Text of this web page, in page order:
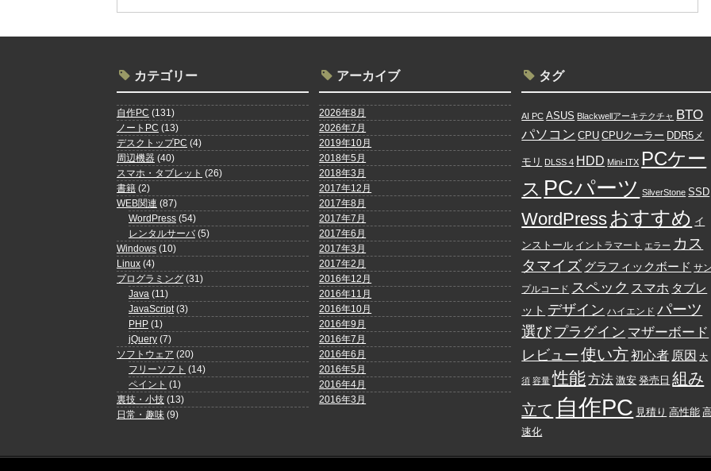
カテゴリー
自作PC (131)
ノートPC (13)
デスクトップPC (4)
周辺機器 (40)
スマホ・タブレット (26)
書籍 (2)
WEB関連 (87)
WordPress (54)
レンタルサーバ(5)
Windows (10)
Linux (4)
プログラミング (31)
Java (11)
JavaScript(3)
PHP (1)
jQuery (7)
ソフトウェア (20)
フリーソフト (14)
ペイント (1)
裏技・小技 (13)
日常・趣味 (9)
アーカイブ
2026年8月
2026年7月
2019年10月
2018年5月
2018年3月
2017年12月
2017年8月
2017年7月
2017年6月
2017年3月
2017年2月
2016年12月
2016年11月
2016年10月
2016年9月
2016年7月
2016年6月
2016年5月
2016年4月
2016年3月
タグ
AI PC ASUS Blackwellアーキテクチャ BTO
パソコン CPU CPUクーラー DDR5メ
モリ DLSS 4 HDD Mini-ITX PCケー
ス PCパーツ SilverStone SSD
WordPress おすすめ イ
ンストール イントラマート エラー カス
タマイズ グラフィックボード サン
プルコード スペック スマホ タブレ
ット デザイン ハイエンド パーツ
選びプラグイン マザーボード
レビュー 使い方初心者 原因 大
須 容量 性能方法 激安 発売日 組み
立て 自作PC 見積り 高性能
速化